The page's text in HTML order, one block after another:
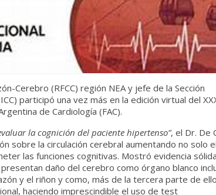
Cerebro (RFCC) región NEA y jefe de la Sección
participó una vez más en la edición virtual del
de Cardiología (FAC).
la cognición del paciente hipertenso”, el Dr. De
sobre la circulación cerebral aumentando no solo
las funciones cognitivas. Mostró evidencia
daño del cerebro como órgano blanco
y el riñon y como, más de la tercera parte de
haciendo imprescindible el uso de test